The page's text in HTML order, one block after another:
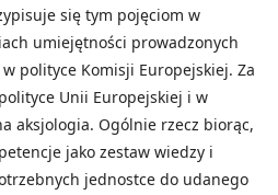
się tym pojęciom w
umiejętności prowadzonych
polityce Komisji Europejskiej. Za
Unii Europejskiej i w
aksjologia. Ogólnie rzecz biorąc,
jako zestaw wiedzy i
jednostce do udanego